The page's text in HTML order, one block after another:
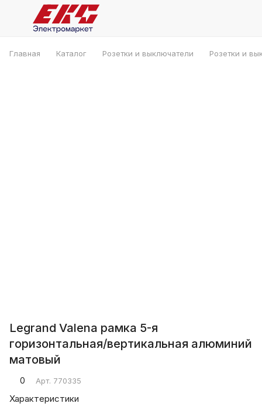
Главная Каталог Розетки и выключатели Розетки и
Legrand Valena рамка 5-я
горизонтальная/вертикальная алюминий
матовый
0 Арт. 770335
Характеристики